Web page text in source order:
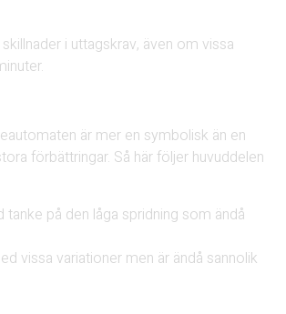
i uttagskrav, även om vissa
är mer en symbolisk än en
förbättringar. Så här följer huvuddelen
på den låga spridning som ändå
vissa variationer men är ändå sannolik